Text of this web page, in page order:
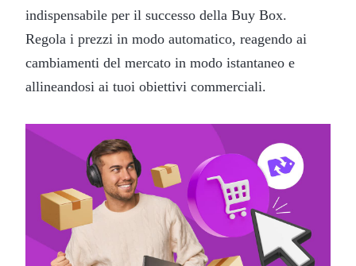
indispensabile per il successo della Buy Box.
Regola i prezzi in modo automatico, reagendo ai
cambiamenti del mercato in modo istantaneo e
allineandosi ai tuoi obiettivi commerciali.